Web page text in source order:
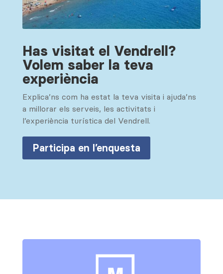
Has visitat el Vendrell?
Volem saber la teva
experiència
Explica’ns com ha estat la teva visita i ajuda’ns
a millorar els serveis, les activitats i
l’experiència turística del Vendrell.
Participa en l’enquesta